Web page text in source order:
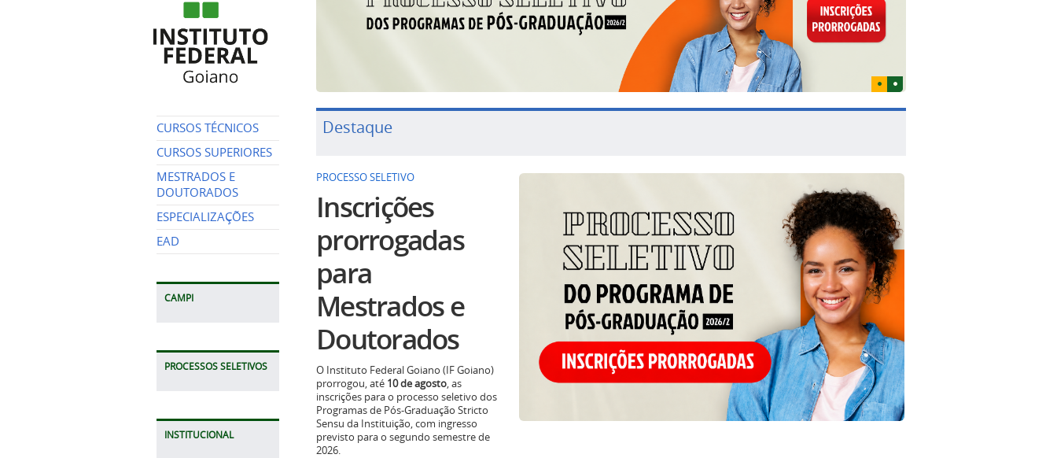
CURSOS TÉCNICOS
CURSOS SUPERIORES
MESTRADOS E
DOUTORADOS
ESPECIALIZAÇÕES
EAD
CAMPI
PROCESSOS SELETIVOS
INSTITUCIONAL
Destaque
PROCESSO SELETIVO
Inscrições
prorrogadas
para
Mestrados e
Doutorados
O Instituto Federal Goiano (IF Goiano)
prorrogou, até 10 de agosto, as
inscrições para o processo seletivo dos
Programas de Pós-Graduação Stricto
Sensu da Instituição, com ingresso
previsto para o segundo semestre de
2026.